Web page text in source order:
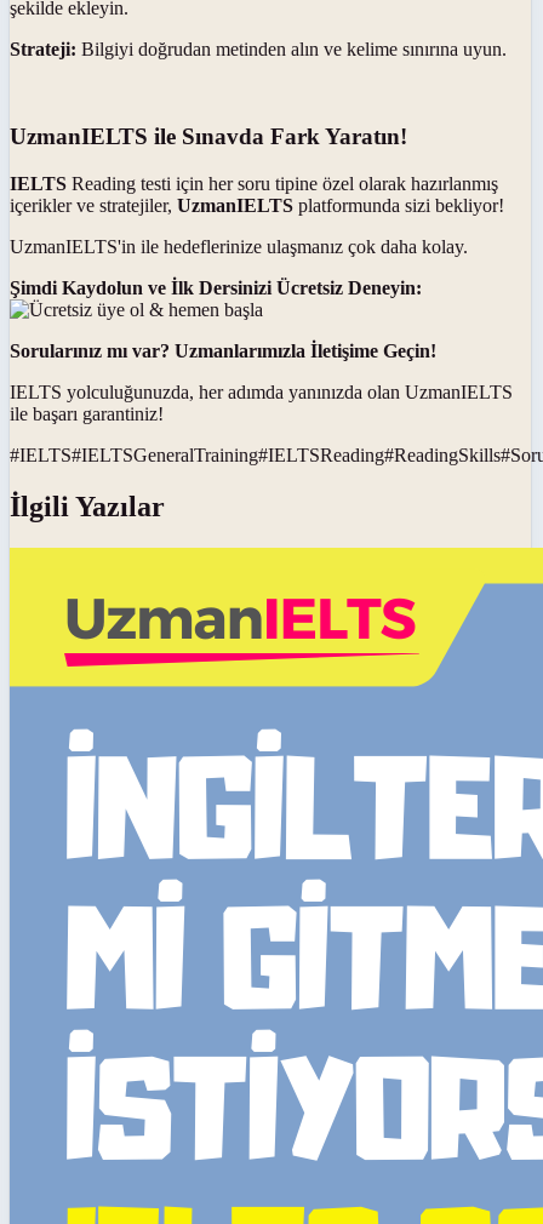
şekilde ekleyin.
Strateji: Bilgiyi doğrudan metinden alın ve kelime sınırına uyun.
UzmanIELTS ile Sınavda Fark Yaratın!
IELTS Reading testi için her soru tipine özel olarak hazırlanmış
içerikler ve stratejiler, UzmanIELTS platformunda sizi bekliyor!
UzmanIELTS'in ile hedeflerinize ulaşmanız çok daha kolay.
Şimdi Kaydolun ve İlk Dersinizi Ücretsiz Deneyin:
Sorularınız mı var? Uzmanlarımızla İletişime Geçin!
IELTS yolculuğunuzda, her adımda yanınızda olan UzmanIELTS
ile başarı garantiniz!
#IELTS#IELTSGeneralTraining#IELTSReading#ReadingSkills#
İlgili Yazılar